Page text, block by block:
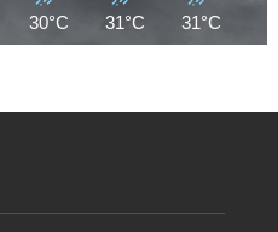
30°C 31°C 31°C